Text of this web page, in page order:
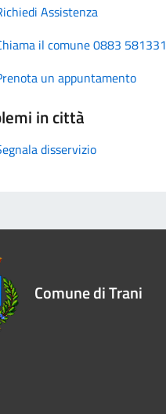
Assistenza
il comune 0883 581331
un appuntamento
in città
disservizio
Comune di Trani